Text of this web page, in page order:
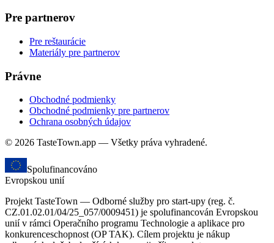
Pre partnerov
Pre reštaurácie
Materiály pre partnerov
Právne
Obchodné podmienky
Obchodné podmienky pre partnerov
Ochrana osobných údajov
© 2026 TasteTown.app — Všetky práva vyhradené.
Spolufinancováno
Evropskou unií
Projekt TasteTown — Odborné služby pro start-upy (reg. č.
CZ.01.02.01/04/25_057/0009451) je spolufinancován Evropskou
unií v rámci Operačního programu Technologie a aplikace pro
konkurenceschopnost (OP TAK). Cílem projektu je nákup